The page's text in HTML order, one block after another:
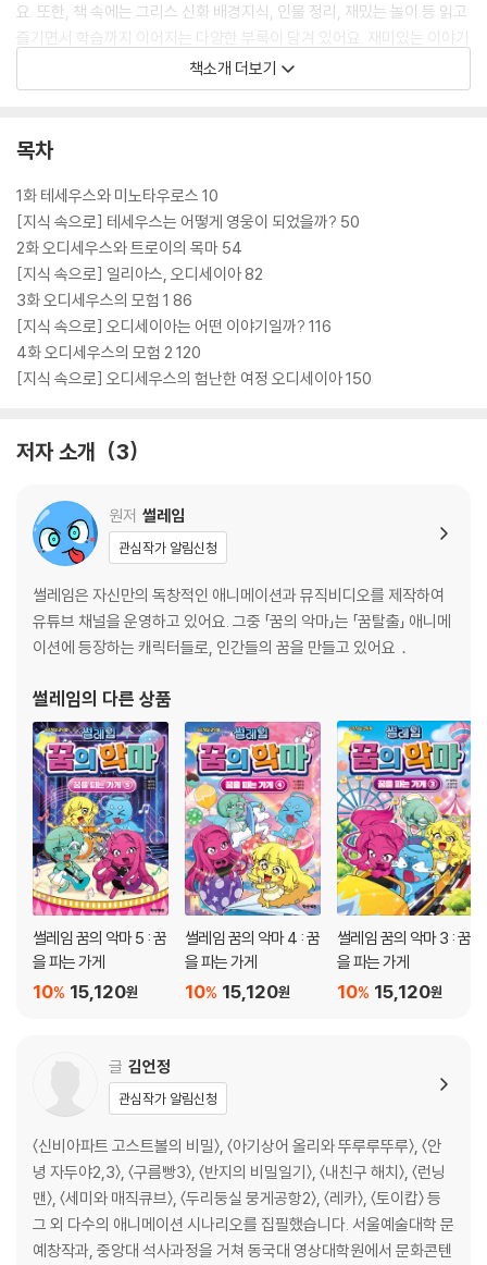
요. 또한, 책 속에는 그리스 신화 배경지식, 인물 정리, 재밌는 놀이 등 읽고
즐기면서 학습까지 이어지는 다양한 부록이 담겨 있어요. 재미있는 이야기
와 교양 지식을 함께 경험하고 싶은 아이에게, 『꿈의 도서관』은 새로운 모
험의 시작이 될 거예요. 지식 드림! 재미 드림! “꿈의 악마들과 함께하면 공
책소개 더보기
목차
1화 테세우스와 미노타우로스 10
[지식 속으로] 테세우스는 어떻게 영웅이 되었을까? 50
2화 오디세우스와 트로이의 목마 54
[지식 속으로] 일리아스, 오디세이아 82
3화 오디세우스의 모험 1 86
[지식 속으로] 오디세이아는 어떤 이야기일까? 116
4화 오디세우스의 모험 2 120
[지식 속으로] 오디세우스의 험난한 여정 오디세이아 150
저자 소개 3
원저 썰레임
관심작가 알림신청
썰레임은 자신만의 독창적인 애니메이션과 뮤직비디오를 제작하여
유튜브 채널을 운영하고 있어요. 그중 「꿈의 악마」는 「꿈탈출」 애니메
이션에 등장하는 캐릭터들로, 인간들의 꿈을 만들고 있어요．
썰레임의 다른 상품
썰레임 꿈의 악마 5 : 꿈
을 파는 가게
15,120원
10%
썰레임 꿈의 악마 4 : 꿈
을 파는 가게
15,120원
10%
썰레임 꿈의 악마 3 : 꿈
을 파는 가게
15,120원
10%
글 김언정
관심작가 알림신청
〈신비아파트 고스트볼의 비밀〉, 〈아기상어 올리와 뚜루루뚜루〉, 〈안
녕 자두야2,3〉, 〈구름빵3〉, 〈반지의 비밀일기〉, 〈내친구 해치〉, 〈런닝
맨〉, 〈세미와 매직큐브〉, 〈두리둥실 뭉게공항2〉, 〈레카〉, 〈토이캅〉 등
그 외 다수의 애니메이션 시나리오를 집필했습니다. 서울예술대학 문
예창작과, 중앙대 석사과정을 거쳐 동국대 영상대학원에서 문화콘텐